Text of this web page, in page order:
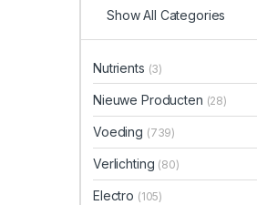
Show All Categories
Nutrients (3)
Nieuwe Producten (28)
Voeding (739)
Verlichting (80)
Electro (105)